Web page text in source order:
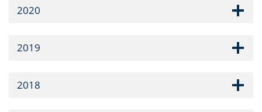
2020
2019
2018